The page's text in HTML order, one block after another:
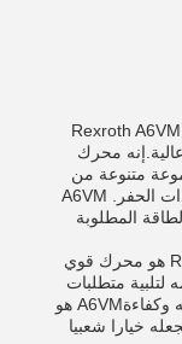
تم تصميم المحرك الهيدروليكي عالي الضغط Rexroth A6VM
محرك
متنوعة من
التطبيقات بما في ذلك الرافعاتالرافعات ومعدات الحفر. A6VM
المطلوبة
المحرك الهيدروليكي الصناعي Rexroth A6VM هو محرك قوي
متطلبات
التطبيقات الصناعية التي تتطلب أداء موثوق به وكفاءةA6VM هو
خيارا شعبيا